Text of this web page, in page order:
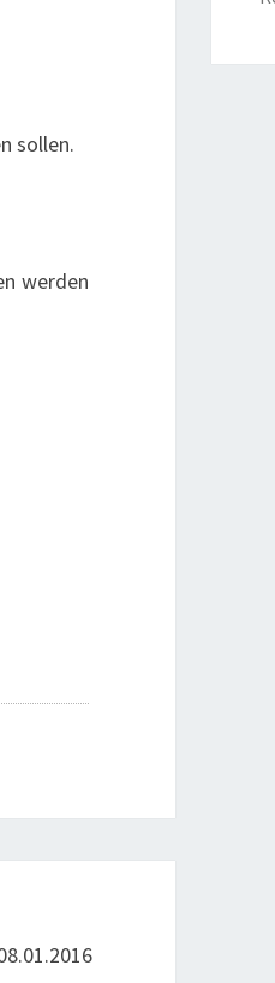
sollen.
werden